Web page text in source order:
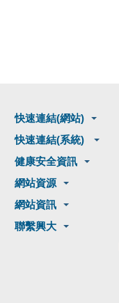
快速連結(網站)
快速連結(系統)
健康安全資訊
網站資源
網站資訊
聯繫興大